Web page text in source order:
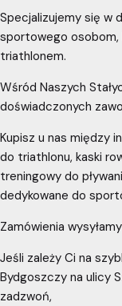
Specjalizujemy się w
sportowego osobom,
triathlonem.
Wśród Naszych
doświadczonych
Kupisz u nas między
do triathlonu, kaski
treningowy do
dedykowane do
Zamówienia
Jeśli zależy Ci na
Bydgoszczy na ulicy
zadzwoń,